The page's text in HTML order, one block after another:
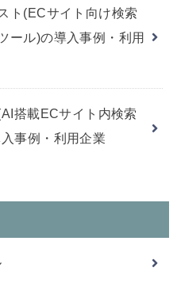
ト(ECサイト向け検索
ール)の導入事例・利用
搭載ECサイト内検索
事例・利用企業